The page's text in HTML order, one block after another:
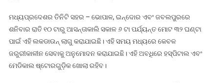
ମଧ୍ୟପ୍ରଦେଶର ତିନିଟି ସହର – ଭୋପାଳ, ଇନ୍ଦୋର ଏବଂ ଜବଲପୁରରେ
ଶନିବାର ରାତି ୧୦ ଟାରୁ ଆସନ୍ତାକାଲି ସକାଳ ୬ ଟା ପର୍ଯ୍ୟନ୍ତ ମୋଟ ୩୨ ଘଣ୍ଟା
ପାଇଁ ଏହି ଲକଡାଉନ୍ ଲାଗୁ କରାଯାଇଛି। ଏହି ସମୟ ମଧ୍ୟରେ କେବଳ
ଜରୁରୀକାଳୀନ ସେବାକୁ ଅନୁମୋଦନ କରାଯାଇଛି। ଏହି ଅବଧିରେ ହସ୍ପିଟାଲ ଏବଂ
ମେଡିକାଲ ଷ୍ଟୋରଗୁଡ଼ିକ ଖୋଲା ରହିବ।